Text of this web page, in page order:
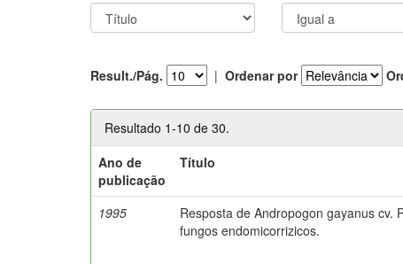
Result./Pág. | Ordenar por
Resultado 1-10 de 30.
Ano de
publicação
Título
1995
Resposta de Andropogon gayanus cv.
fungos endomicorrizicos.